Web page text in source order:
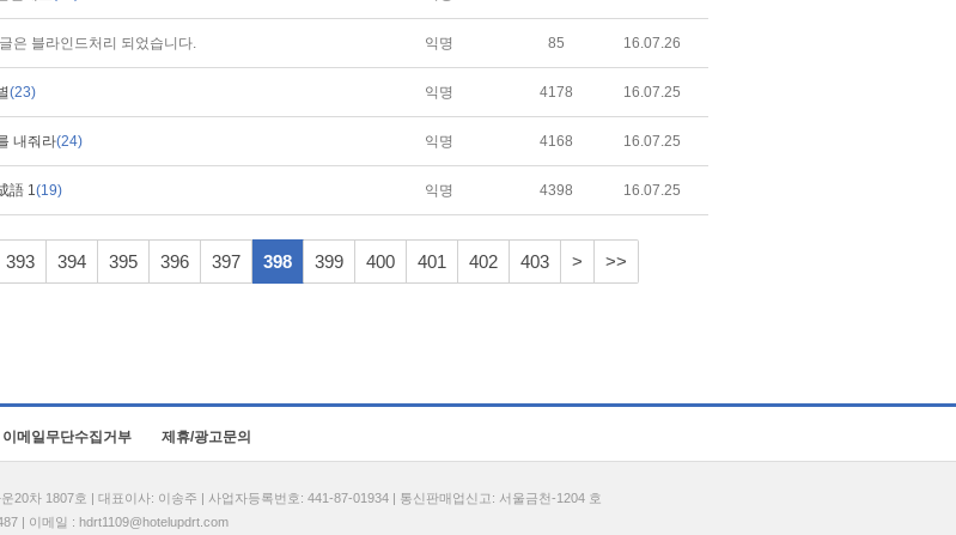
은 블라인드처리 되었습니다. 익명 85 16.07.26
(23) 익명 4178 16.07.25
내줘라(24) 익명 4168 16.07.25
語 1(19) 익명 4398 16.07.25
393 394 395 396 397 398 399 400 401 402 403 > >>
이메일무단수집거부 제휴/광고문의
20차 1807호 | 대표이사: 이송주 | 사업자등록번호: 441-87-01934 | 통신판매업신고: 서울금천-1204 호
| 이메일 : hdrt1109@hotelupdrt.com